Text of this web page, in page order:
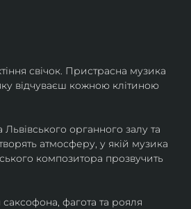
свічок. Пристрасна музика
відчуваєш кожною клітиною
органного залу та
атмосферу, у якій музика
композитора прозвучить
фагота та рояля